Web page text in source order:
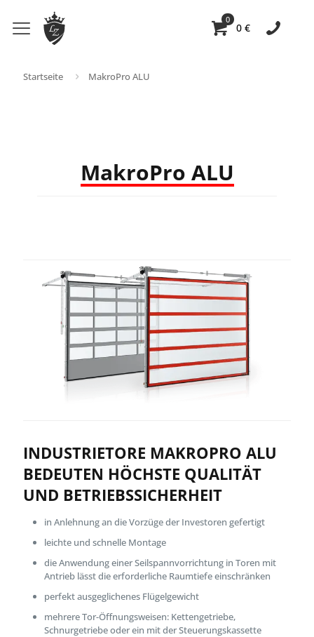
0
0 €
Startseite MakroPro ALU
MakroPro ALU
INDUSTRIETORE MAKROPRO ALU
BEDEUTEN HÖCHSTE QUALITÄT
UND BETRIEBSSICHERHEIT
in Anlehnung an die Vorzüge der Investoren gefertigt
leichte und schnelle Montage
die Anwendung einer Seilspannvorrichtung in Toren mit
Antrieb lässt die erforderliche Raumtiefe einschränken
perfekt ausgeglichenes Flügelgewicht
mehrere Tor-Öffnungsweisen: Kettengetriebe,
Schnurgetriebe oder ein mit der Steuerungskassette